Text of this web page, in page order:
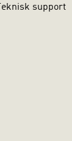
Teknisk support